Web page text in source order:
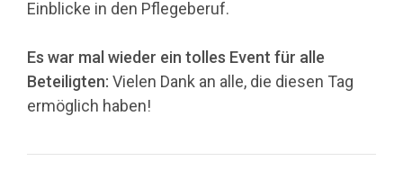
Einblicke in den Pflegeberuf.
Es war mal wieder ein tolles Event für alle
Beteiligten: Vielen Dank an alle, die diesen Tag
ermöglich haben!